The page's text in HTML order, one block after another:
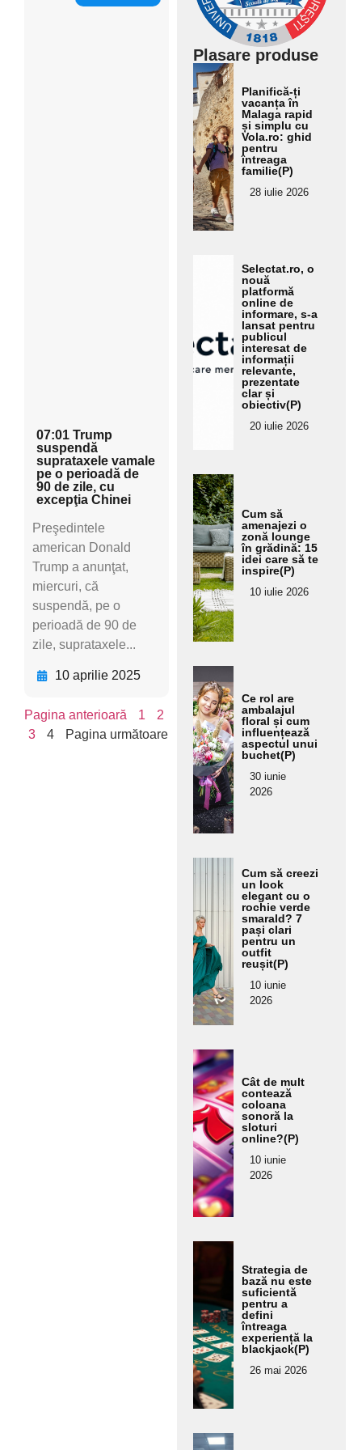
07:01 Trump
suspendă
suprataxele vamale
pe o perioadă de
90 de zile, cu
excepţia Chinei
Preşedintele
american Donald
Trump a anunţat,
miercuri, că
suspendă, pe o
perioadă de 90 de
zile, suprataxele...
10 aprilie 2025
Pagina anterioară 1
2
3
4 Pagina următoare
Plasare produse
Ada
ugă
aici
text
ul
pent
ru
subt
itlu
Planifică-ți
vacanța în
Malaga rapid
și simplu cu
Vola.ro: ghid
pentru
întreaga
familie(P)
28 iulie 2026
ul
pent
ru
Selectat.ro, o
nouă
platformă
online de
informare, s-a
lansat pentru
publicul
interesat de
informații
relevante,
prezentate
clar și
obiectiv(P)
20 iulie 2026
Ada
ugă
aici
text
ul
pent
ru
subt
itlu
Cum să
amenajezi o
zonă lounge
în grădină: 15
idei care să te
inspire(P)
10 iulie 2026
ugă
aici
text
ul
pent
ru
subt
itlu
Ce rol are
ambalajul
floral și cum
influențează
aspectul unui
buchet(P)
30 iunie
2026
text
ul
pent
ru
subt
itlu
Cum să creezi
un look
elegant cu o
rochie verde
smarald? 7
pași clari
pentru un
outfit
reușit(P)
10 iunie
2026
Ada
ugă
aici
text
ul
pent
ru
subt
itlu
Cât de mult
contează
coloana
sonoră la
sloturi
online?(P)
10 iunie
2026
Ada
ugă
aici
text
ul
pent
ru
subt
itlu
Strategia de
bază nu este
suficientă
pentru a
defini
întreaga
experiență la
blackjack(P)
26 mai 2026
Ada